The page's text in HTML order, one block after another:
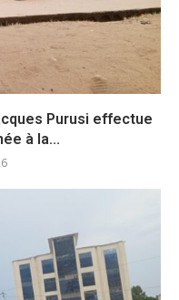
Purusi effectue
à la...